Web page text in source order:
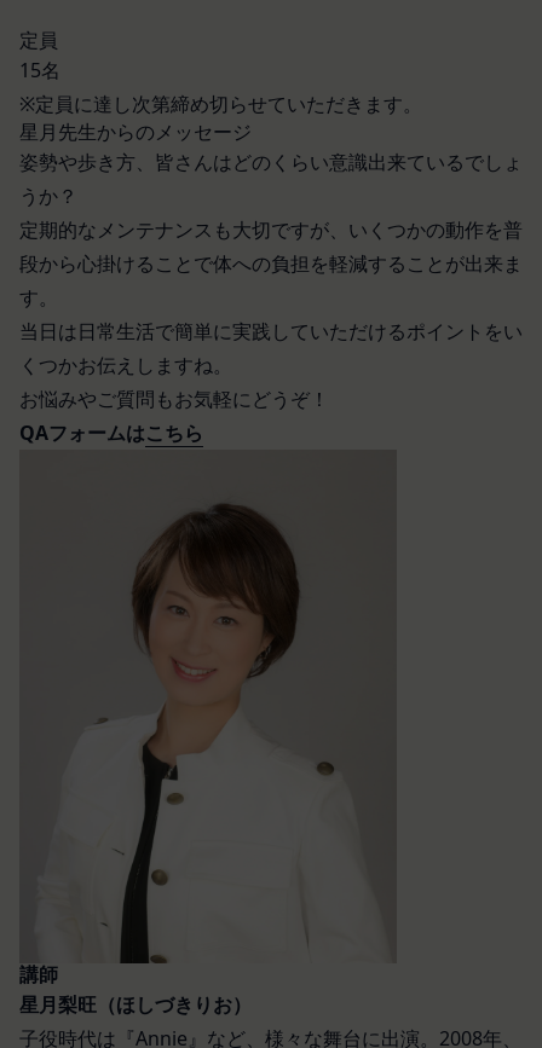
定員
15名
※定員に達し次第締め切らせていただきます。
星月先生からのメッセージ
姿勢や歩き方、皆さんはどのくらい意識出来ているでしょ
うか？
定期的なメンテナンスも大切ですが、いくつかの動作を普
段から心掛けることで体への負担を軽減することが出来ま
す。
当日は日常生活で簡単に実践していただけるポイントをい
くつかお伝えしますね。
お悩みやご質問もお気軽にどうぞ！
QAフォームはこちら
講師
星月梨旺（ほしづきりお）
子役時代は『Annie』など、様々な舞台に出演。2008年、
第三者への提供等
当社は、以下の場合、お客様情報を第三者と共有す
ることがあります。（以下、当社がお客様情報を提
供した相手方を「提供先」といいます。）
お客様の同意を得た場合
当社は、お客様の同意を得た場合、お客様情報（個
人情報の場合もあります。）を第三者である会社、
第三者サービス提供者との共有
支払処理、データ分析、メール送信、ホスティング
サービス、カスタマーサービスなどを当社の代理で
行うサービスを提供する第三者、または、当社のマ
外部サービスとの連携のための共有
当社は、Facebook、Googleアカウント、Twitter
その他の外部サービスとの連携または外部サービス
を利用した認証にあたり、当該外部サービス運営会
社にお客様情報を提供することがあります。
お客様の居住国内外において、法律、規則、法的手
段または公的もしくは政府機関からの要求により、
当社がお客様情報の全部または一部を開示すること
が必要になる場合があります。
当社は、国家安全保障、法の執行またはその他の交
易の実現のために必要または適切であると判断した
場合、お客様情報の全部または一部を公開すること
があります。
当社は、当社の利用規約の執行、当社の運営または
と判断する場合、お客様情報の全部または一部を開
い。
本契約において使用される以下の各用語は各々以下
に定める意味を有します。
第3条（提供されるサービス）
当社が提供する本サービスは、次の各号に掲げるサ
ービスとします。
ESGポータルサイトが提供する情報サービス
当社は、前項各号に定めるサービスの内容を変更す
ることができるものとします。
第4条（会員登録）
会員登録手続きは、本サービスの会員登録ページか
申し込みが行われた場合には、登録手続きにおいて
氏名等を入力された本人が当該申し込みを行ったも
のとみなします。
当社は、会員登録を申請した者が以下の各号のいず
れかの事由に該当する場合は、登録を拒否すること
があります。
当社に提供された登録情報の全部又は一部につ
き虚偽、誤記又は記載漏れがあった場合
当該登録希望者が、本サービス又は当社が提供
するその他のサービスの利用に際して、過去に
アカウント削除等の利用停止措置を受けたこと
があり、又は現在受けている場合
未成年者、成年被後見人、被保佐人又は被補助
人のいずれかであって、法定代理人、後見人､保
佐人又は補助人の同意等を得ていなかった場合
合
過去に当社との契約に違反した者またはその関